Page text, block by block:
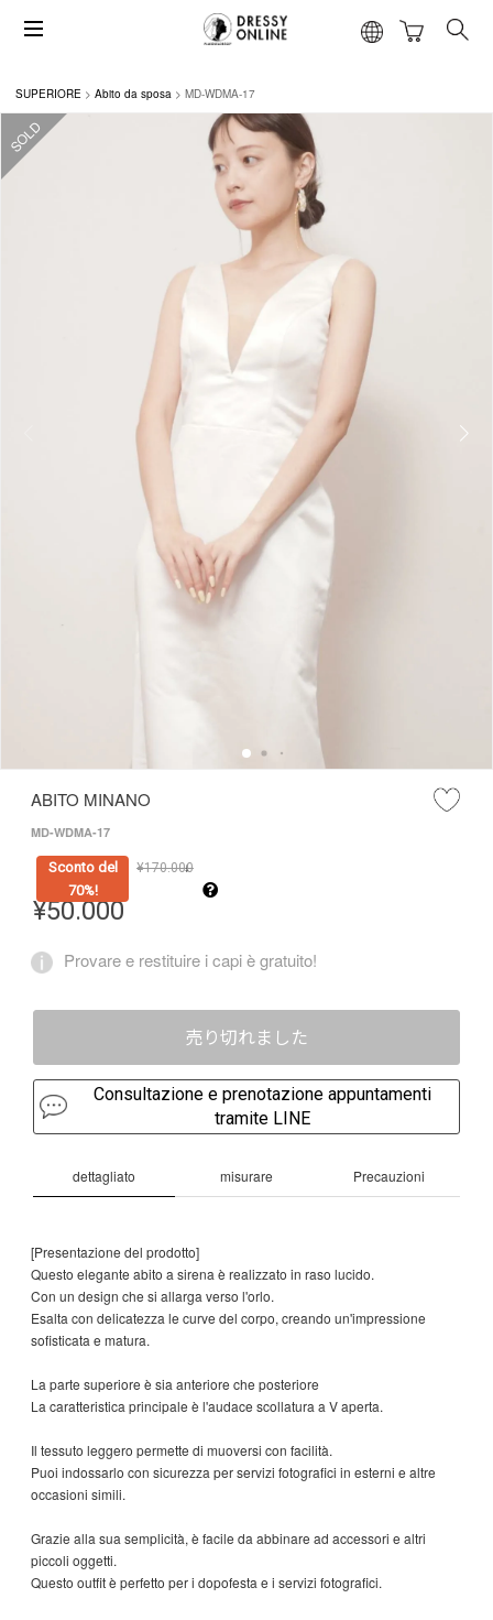
SUPERIORE Abito da sposa MD-WDMA-17
ABITO MINANO
MD-WDMA-17
¥170.000
↓
Sconto del
70%!
¥50.000
Provare e restituire i capi è gratuito!
売り切れました
Consultazione e prenotazione appuntamenti
tramite LINE
dettagliato misurare Precauzioni
[Presentazione del prodotto]
Questo elegante abito a sirena è realizzato in raso lucido.
Con un design che si allarga verso l'orlo.
Esalta con delicatezza le curve del corpo, creando un'impressione
sofisticata e matura.
La parte superiore è sia anteriore che posteriore
La caratteristica principale è l'audace scollatura a V aperta.
Il tessuto leggero permette di muoversi con facilità.
Puoi indossarlo con sicurezza per servizi fotografici in esterni e altre
occasioni simili.
Grazie alla sua semplicità, è facile da abbinare ad accessori e altri
piccoli oggetti.
Questo outfit è perfetto per i dopofesta e i servizi fotografici.